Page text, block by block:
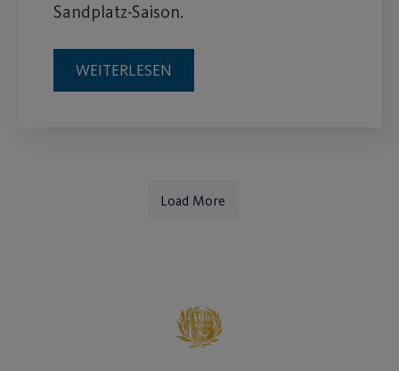
Sandplatz-Saison.
WEITERLESEN
Load More